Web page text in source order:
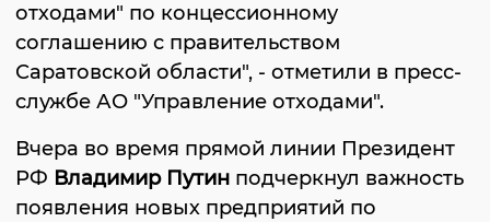
отходами" по концессионному
соглашению с правительством
Саратовской области", - отметили в пресс-
службе АО "Управление отходами".
Вчера во время прямой линии Президент
РФ Владимир Путин подчеркнул важность
появления новых предприятий по